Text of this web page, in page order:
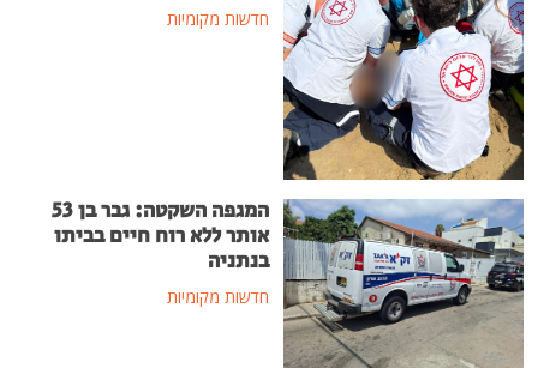
חדשות מקומיות
המגפה השקטה: גבר בן 53
אותר ללא רוח חיים בביתו
בנתניה
חדשות מקומיות